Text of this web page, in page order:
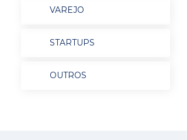
VAREJO
STARTUPS
OUTROS